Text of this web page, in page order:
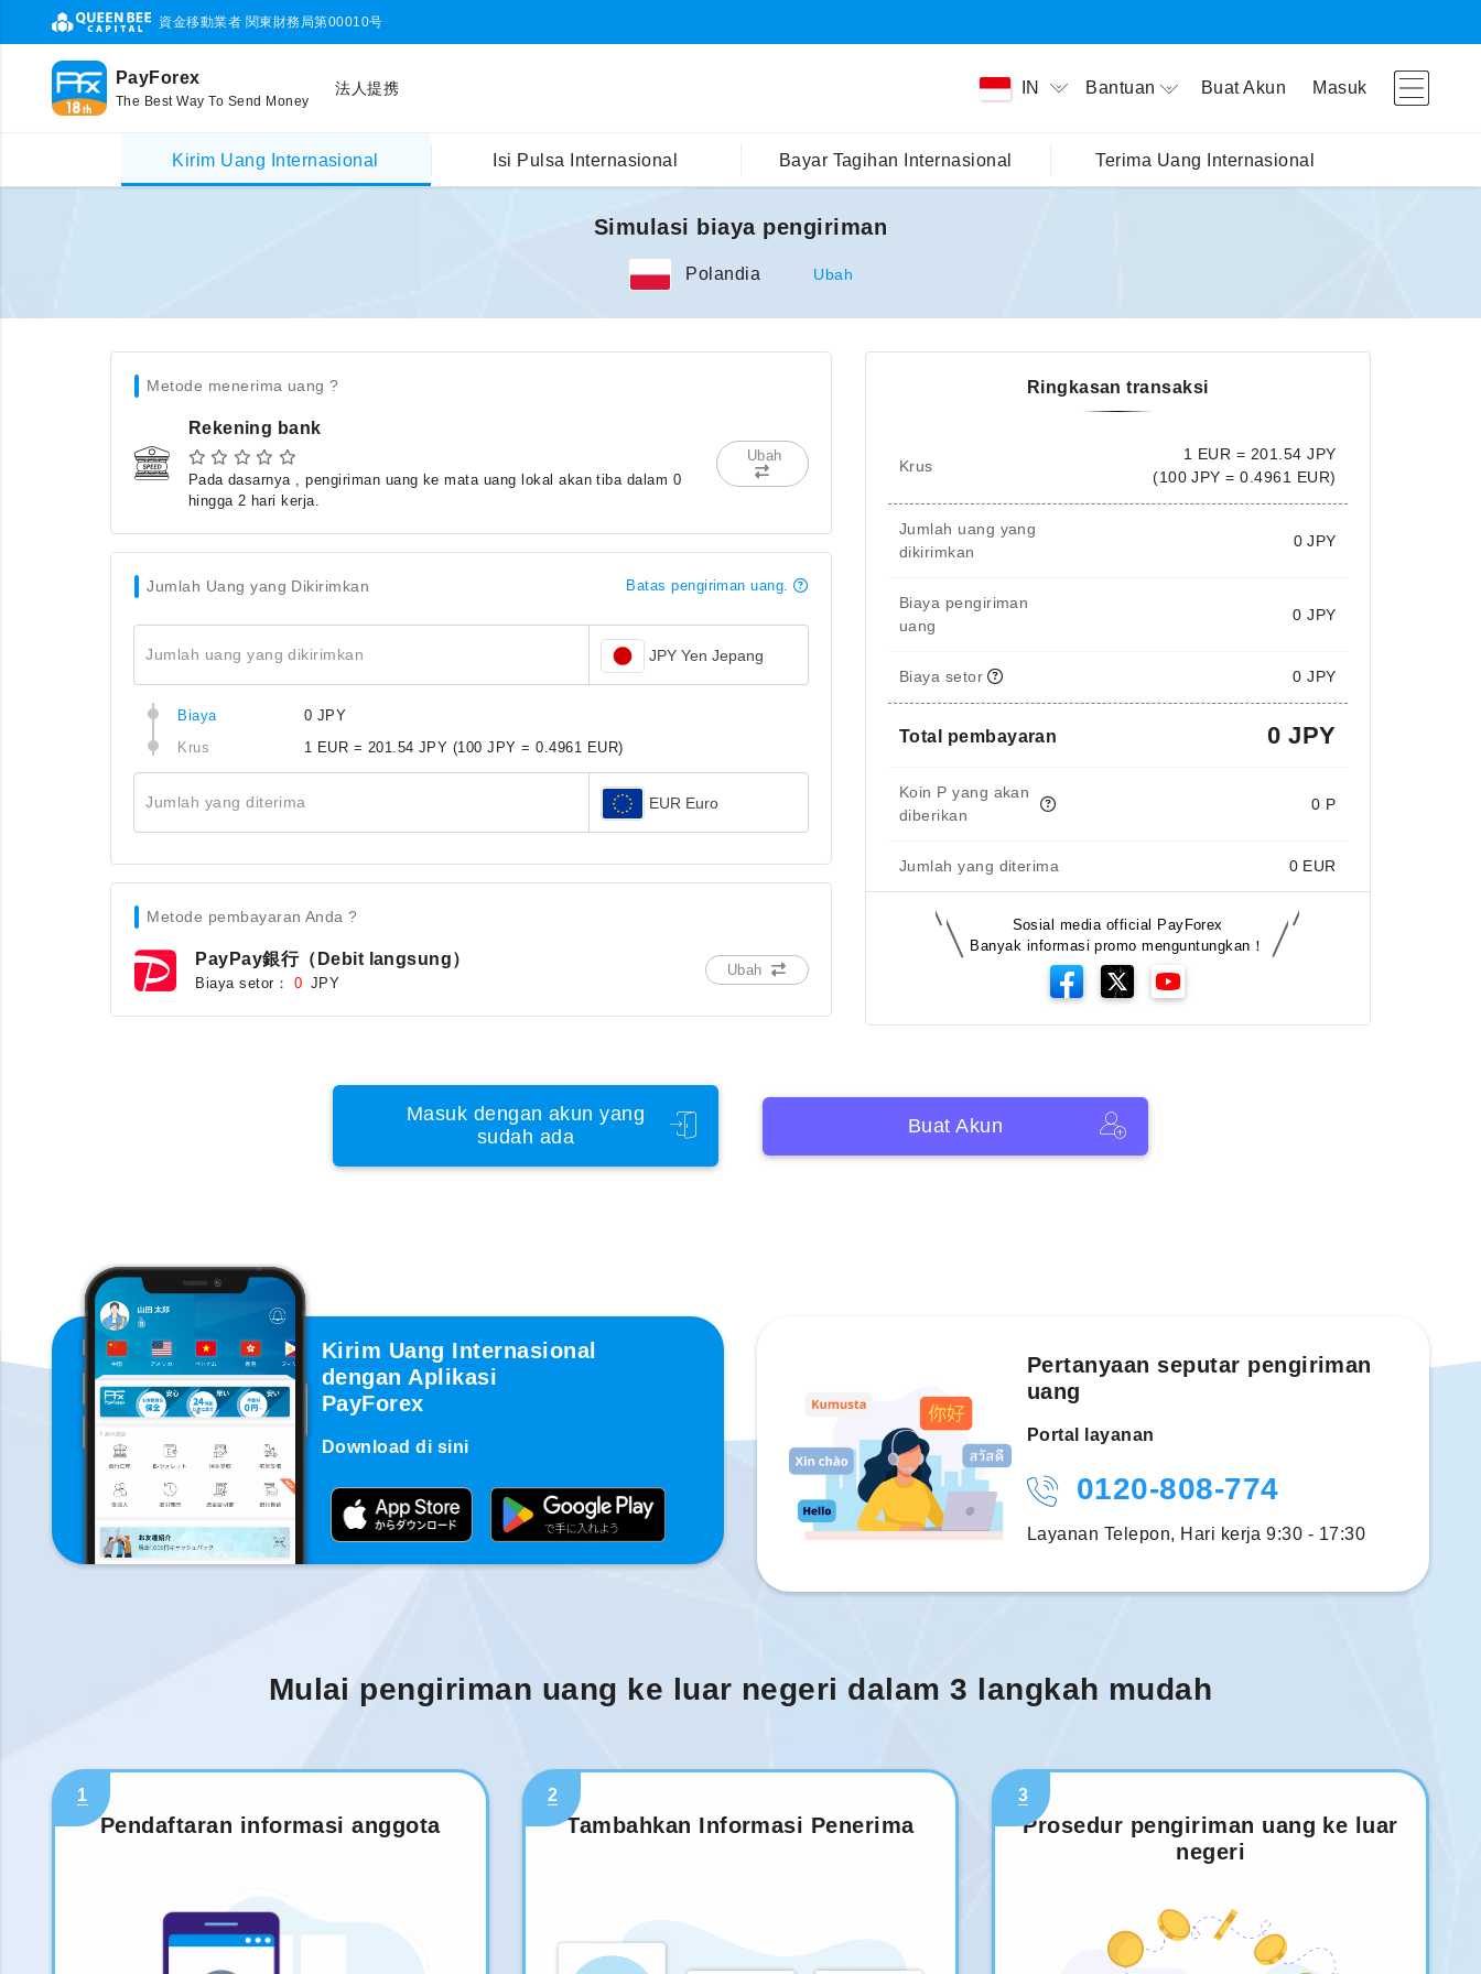
資金移動業者 関東財務局第00010号
PayForex
The Best Way To Send Money
法人提携 IN Bantuan Buat Akun Masuk
Kirim Uang Internasional Isi Pulsa Internasional Bayar Tagihan Internasional Terima Uang Internasional
Simulasi biaya pengiriman
Polandia Ubah
Metode menerima uang ?
Rekening bank
Pada dasarnya , pengiriman uang ke mata uang lokal akan tiba dalam 0
hingga 2 hari kerja.
Ubah
Jumlah Uang yang Dikirimkan Batas pengiriman uang.
Jumlah uang yang dikirimkan JPY Yen Jepang
Biaya
0 JPY
Krus
1 EUR = 201.54 JPY (100 JPY = 0.4961 EUR)
Jumlah yang diterima EUR Euro
Metode pembayaran Anda ?
PayPay銀行（Debit langsung）
Biaya setor： 0 JPY
Ubah
Ringkasan transaksi
Krus
1 EUR = 201.54 JPY
(100 JPY = 0.4961 EUR)
Jumlah uang yang
dikirimkan
0 JPY
Biaya pengiriman
uang
0 JPY
Biaya setor 0 JPY
Total pembayaran 0 JPY
Koin P yang akan
diberikan
0 P
Jumlah yang diterima 0 EUR
Sosial media official PayForex
Banyak informasi promo menguntungkan！
Masuk dengan akun yang
sudah ada
Buat Akun
Kirim Uang Internasional
dengan Aplikasi
PayForex
Download di sini
Pertanyaan seputar pengiriman
uang
Portal layanan
0120-808-774
Layanan Telepon, Hari kerja 9:30 - 17:30
Mulai pengiriman uang ke luar negeri dalam 3 langkah mudah
1
Pendaftaran informasi anggota
2
Tambahkan Informasi Penerima
3
Prosedur pengiriman uang ke luar
negeri